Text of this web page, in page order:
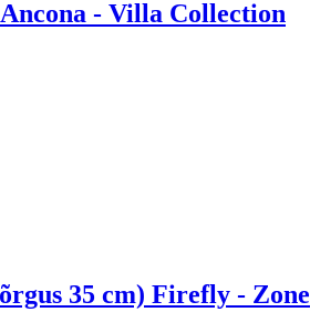
- Villa Collection
35 cm) Firefly - Zone